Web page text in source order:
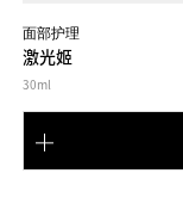
面部护理
激光姬
30ml